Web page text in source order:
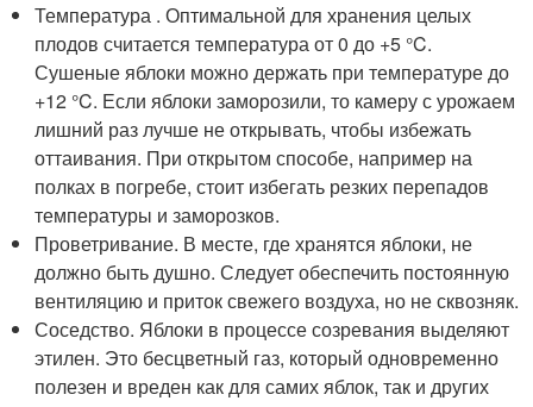
Температура . Оптимальной для хранения целых
плодов считается температура от 0 до +5 °C.
Сушеные яблоки можно держать при температуре до
+12 °C. Если яблоки заморозили, то камеру с урожаем
лишний раз лучше не открывать, чтобы избежать
оттаивания. При открытом способе, например на
полках в погребе, стоит избегать резких перепадов
температуры и заморозков.
Проветривание. В месте, где хранятся яблоки, не
должно быть душно. Следует обеспечить постоянную
вентиляцию и приток свежего воздуха, но не сквозняк.
Соседство. Яблоки в процессе созревания выделяют
этилен. Это бесцветный газ, который одновременно
полезен и вреден как для самих яблок, так и других